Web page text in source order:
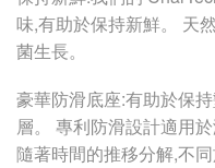
味,有助於保持新鮮。 天
菌生長。
豪華防滑底座:有助於保
層。 專利防滑設計適用
隨著時間的推移分解,不